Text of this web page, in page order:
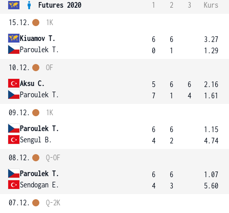
Futures 2020 1 2 3
Kurs
15.12.
Kiuamov T.
Paroulek T.
1K
6
0
6
1
3.27
1.29
10.12.
Aksu C.
Paroulek T.
OF
5
7
6
1
6
4
2.16
1.61
09.12.
Paroulek T.
Sengul B.
1K
6
4
6
2
1.15
4.74
08.12.
Paroulek T.
Sendogan E.
Q-OF
6
4
6
3
1.07
5.60
07.12.
Q-2K